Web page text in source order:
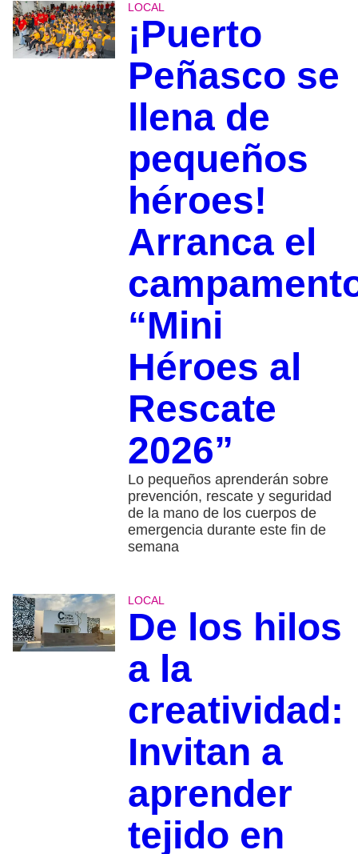
LOCAL
¡Puerto
Peñasco se
llena de
pequeños
héroes!
Arranca el
“Mini
Héroes al
Rescate
2026”
Lo pequeños aprenderán sobre
prevención, rescate y seguridad
de la mano de los cuerpos de
emergencia durante este fin de
semana
LOCAL
De los hilos
a la
creatividad:
Invitan a
aprender
tejido en